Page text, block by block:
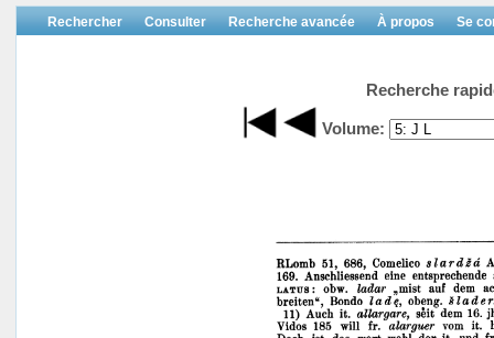
Rechercher Consulter Recherche avancée À propos Se
Recherche
Volume: